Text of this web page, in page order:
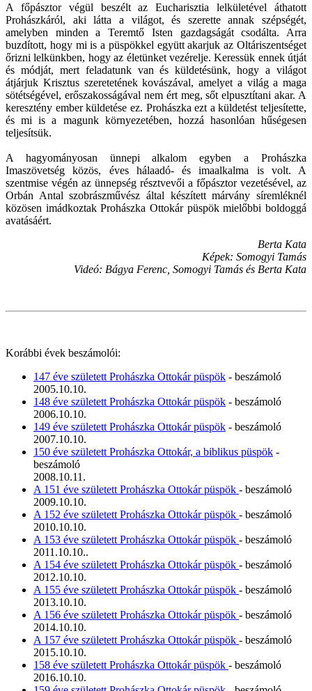
A főpásztor végül beszélt az Eucharisztia lelkületével áthatott
Prohászkáról, aki látta a világot, és szerette annak szépségét,
amelyben minden a Teremtő Isten gazdagságát csodálta. Arra
buzdított, hogy mi is a püspökkel együtt akarjuk az Oltáriszentséget
őrizni lelkünkben, hogy az életünket vezérelje. Keressük ennek útját
és módját, mert feladatunk van és küldetésünk, hogy a világot
átjárjuk Krisztus szeretetének kovászával, amelyet a világ a maga
sötétségével, erőszakosságával nem ért meg, sőt elpusztítani akar. A
keresztény ember küldetése ez. Prohászka ezt a küldetést teljesítette,
és mi is a magunk környezetében, hozzá hasonlóan hűségesen
teljesítsük.
A hagyományosan ünnepi alkalom egyben a Prohászka
Imaszövetség közös, éves hálaadó- és imaalkalma is volt. A
szentmise végén az ünnepség résztvevői a főpásztor vezetésével, az
Orbán Antal szobrászművész által készített márvány síremléknél
közösen imádkoztak Prohászka Ottokár püspök mielőbbi boldoggá
avatásáért.
Berta Kata
Képek: Somogyi Tamás
Videó: Bágya Ferenc, Somogyi Tamás és Berta Kata
Korábbi évek beszámolói:
147 éve született Prohászka Ottokár püspök - beszámoló
2005.10.10.
148 éve született Prohászka Ottokár püspök - beszámoló
2006.10.10.
149 éve született Prohászka Ottokár püspök - beszámoló
2007.10.10.
150 éve született Prohászka Ottokár, a biblikus püspök -
beszámoló
2008.10.11.
A 151 éve született Prohászka Ottokár püspök - beszámoló
2009.10.10.
A 152 éve született Prohászka Ottokár püspök - beszámoló
2010.10.10.
A 153 éve született Prohászka Ottokár püspök - beszámoló
2011.10.10..
A 154 éve született Prohászka Ottokár püspök - beszámoló
2012.10.10.
A 155 éve született Prohászka Ottokár püspök - beszámoló
2013.10.10.
A 156 éve született Prohászka Ottokár püspök - beszámoló
2014.10.10.
A 157 éve született Prohászka Ottokár püspök - beszámoló
2015.10.10.
158 éve született Prohászka Ottokár püspök - beszámoló
2016.10.10.